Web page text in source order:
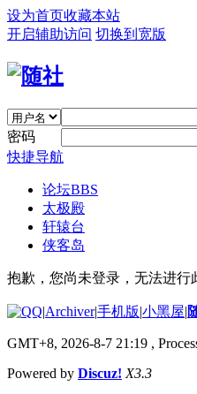
设为首页收藏本站
开启辅助访问 切换到宽版
密码
快捷导航
论坛BBS
太极殿
轩辕台
侠客岛
抱歉，您尚未登录，无法进行
|Archiver|手机版|小黑屋|
GMT+8, 2026-8-7 21:19 ,
Powered by Discuz! X3.3